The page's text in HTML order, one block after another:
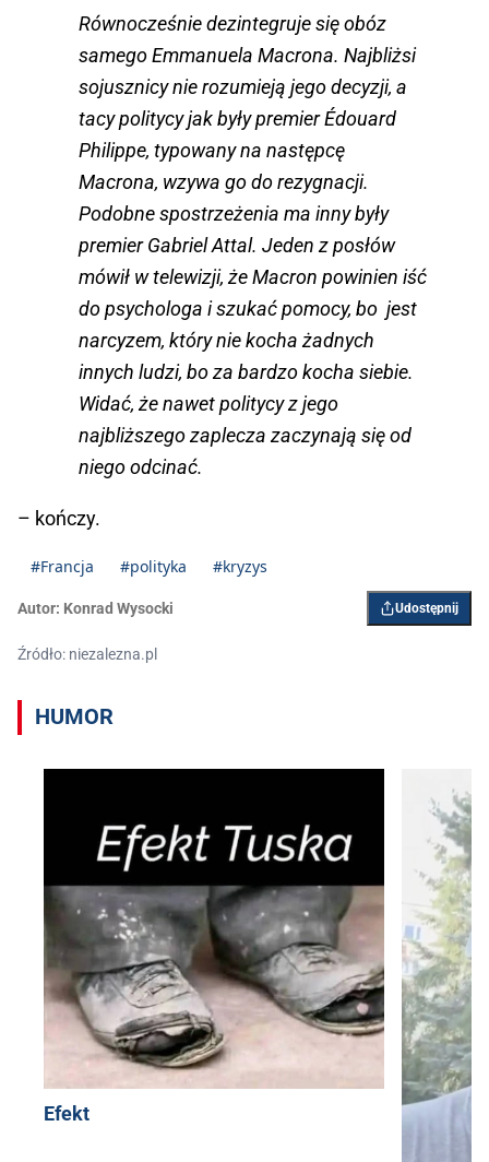
Równocześnie dezintegruje się obóz
samego Emmanuela Macrona. Najbliżsi
sojusznicy nie rozumieją jego decyzji, a
tacy politycy jak były premier Édouard
Philippe, typowany na następcę
Macrona, wzywa go do rezygnacji.
Podobne spostrzeżenia ma inny były
premier Gabriel Attal. Jeden z posłów
mówił w telewizji, że Macron powinien iść
do psychologa i szukać pomocy, bo jest
narcyzem, który nie kocha żadnych
innych ludzi, bo za bardzo kocha siebie.
Widać, że nawet politycy z jego
najbliższego zaplecza zaczynają się od
niego odcinać.
– kończy.
#Francja #polityka #kryzys
Autor: Konrad Wysocki Udostępnij
Źródło: niezalezna.pl
HUMOR
Efekt